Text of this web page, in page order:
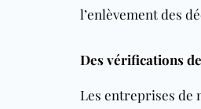
l’enlèvement des
Des vérifications
Les entreprises de